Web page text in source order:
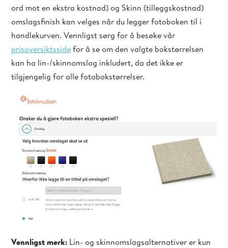
ord mot en ekstra kostnad) og Skinn (tilleggskostnad)
omslagsfinish kan velges når du legger fotoboken til i
handlekurven. Vennligst sørg for å besøke vår
prisoversiktssidefor å se om den valgte bokstørrelsen
kan ha lin-/skinnomslag inkludert, da det ikke er
tilgjengelig for alle fotobokstørrelser.
Vennligst merk: Lin- og skinnomslagsalternativer er kun